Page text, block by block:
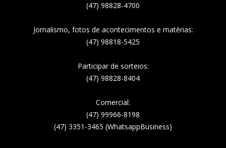
(47) 98828-4700
Jornalismo, fotos de acontecimentos e matérias:
(47) 98818-5425
Participar de sorteios:
(47) 98828-8404
Comercial:
(47) 99966-8198
(47) 3351-3465 (WhatsappBusiness)